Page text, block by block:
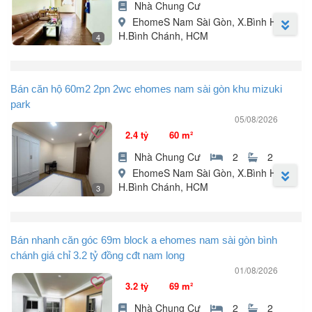
4
Nhà Chung Cư
EhomeS Nam Sài Gòn, X.Bình Hưng,
H.Bình Chánh, HCM
ngay.
LH: .
Bán căn hộ 60m2 2pn 2wc ehomes nam sài gòn khu mizuki
park
05/08/2026
3
2.4 tỷ 60 m²
Nhà Chung Cư 2
2
EhomeS Nam Sài Gòn, X.Bình Hưng,
H.Bình Chánh, HCM
park.
Giá 2ty4 full nội thất nhà đẹp.
Dt: 60m² 2pn 2wc có ban công.
Bán nhanh căn góc 69m block a ehomes nam sài gòn bình
chánh giá chỉ 3.2 tỷ đồng cđt nam long
01/08/2026
3.2 tỷ 69 m²
Nhà Chung Cư 2
2